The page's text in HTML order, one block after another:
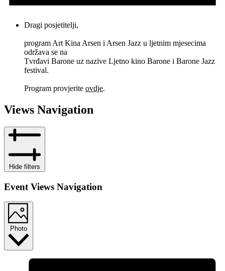
Dragi posjetitelji,
program Art Kina Arsen i Arsen Jazz u ljetnim mjesecima
održava se na
Tvrđavi Barone uz nazive Ljetno kino Barone i Barone Jazz
festival.
Program provjerite ovdje.
Views Navigation
Hide filters
Event Views Navigation
Photo